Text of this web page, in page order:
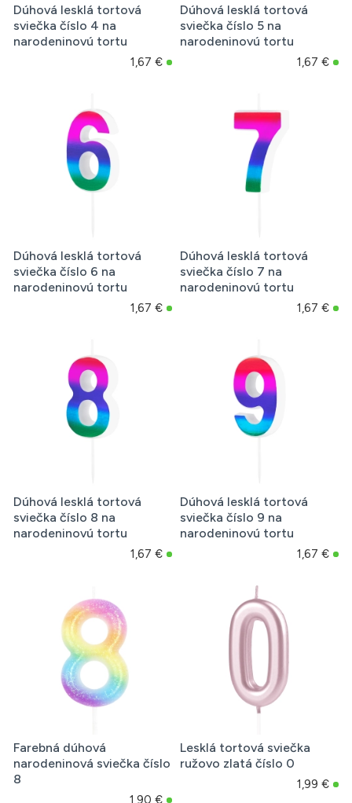
Dúhová lesklá tortová
sviečka číslo 4 na
narodeninovú tortu
1,67 €
Dúhová lesklá tortová
sviečka číslo 5 na
narodeninovú tortu
1,67 €
Dúhová lesklá tortová
sviečka číslo 6 na
narodeninovú tortu
1,67 €
Dúhová lesklá tortová
sviečka číslo 7 na
narodeninovú tortu
1,67 €
Dúhová lesklá tortová
sviečka číslo 8 na
narodeninovú tortu
1,67 €
Dúhová lesklá tortová
sviečka číslo 9 na
narodeninovú tortu
1,67 €
Farebná dúhová
narodeninová sviečka číslo
8
1,90 €
Lesklá tortová sviečka
ružovo zlatá číslo 0
1,99 €